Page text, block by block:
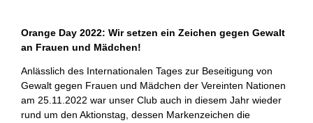
Orange Day 2022: Wir setzen ein Zeichen gegen Gewalt
an Frauen und Mädchen!
Anlässlich des Internationalen Tages zur Beseitigung von
Gewalt gegen Frauen und Mädchen der Vereinten Nationen
am 25.11.2022 war unser Club auch in diesem Jahr wieder
rund um den Aktionstag, dessen Markenzeichen die